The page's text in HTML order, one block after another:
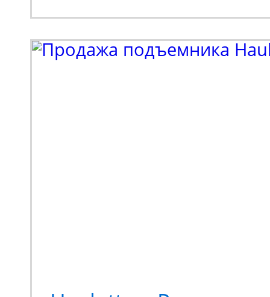
моделях Zoomlion
выпуска - 2026),